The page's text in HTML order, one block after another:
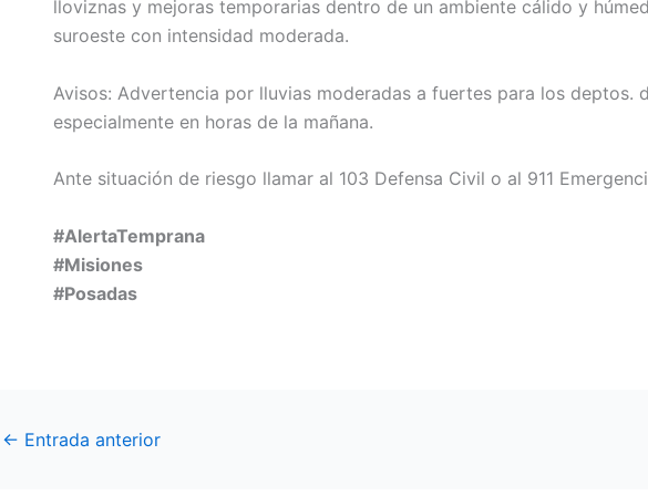
lloviznas y mejoras temporarias dentro de un ambiente cálido y
suroeste con intensidad moderada.
Avisos: Advertencia por lluvias moderadas a fuertes para los deptos.
especialmente en horas de la mañana.
Ante situación de riesgo llamar al 103 Defensa Civil o al 911
#AlertaTemprana
#Misiones
#Posadas
← Entrada anterior